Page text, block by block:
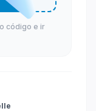
código e ir